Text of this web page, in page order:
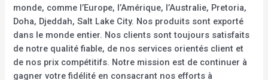
monde, comme l’Europe, l’Amérique, l’Australie, Pretoria,
Doha, Djeddah, Salt Lake City. Nos produits sont exporté
dans le monde entier. Nos clients sont toujours satisfaits
de notre qualité fiable, de nos services orientés client et
de nos prix compétitifs. Notre mission est de continuer à
gagner votre fidélité en consacrant nos efforts à